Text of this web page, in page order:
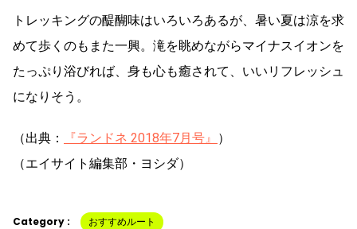
トレッキングの醍醐味はいろいろあるが、暑い夏は涼を求
めて歩くのもまた一興。滝を眺めながらマイナスイオンを
たっぷり浴びれば、身も心も癒されて、いいリフレッシュ
になりそう。
（出典： 『ランドネ 2018年7月号』 ）
（エイサイト編集部・ヨシダ）
Category : おすすめルート